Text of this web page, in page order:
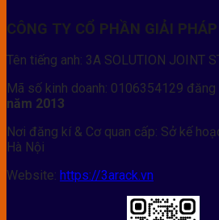
CÔNG TY CỔ PHẦN GIẢI
Tên tiếng anh: 3A SOLUTION JOINT
Mã số kinh doanh: 0106354129 đăng
năm 2013
Nơi đăng kí & Cơ quan cấp: Sở kế
Hà Nội
Website: https://3arack.vn